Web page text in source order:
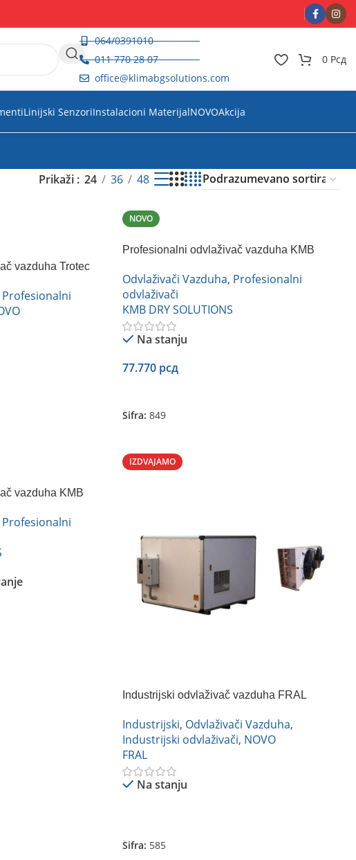
064/0391010
011 770 28 07
office@klimabgsolutions.com
0 Рсд
Linijski SenzoriInstalacioni MaterijalNOVOAkcija
Prikaži 24 36 48
vazduha Trotec
Profesionalni
NOVO
Profesionalni odvlaživač vazduha KMB
Odvlaživači Vazduha, Profesionalni
odvlaživači
KMB DRY SOLUTIONS
Na stanju
77.770 рсд
Šifra: 849
vazduha KMB
Profesionalni
IZDVAJAMO
Industrijski odvlaživač vazduha FRAL
Industrijski, Odvlaživači Vazduha,
Industrijski odvlaživači, NOVO
FRAL
Na stanju
Šifra: 585